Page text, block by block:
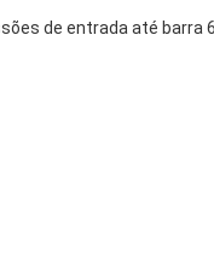
de entrada até barra